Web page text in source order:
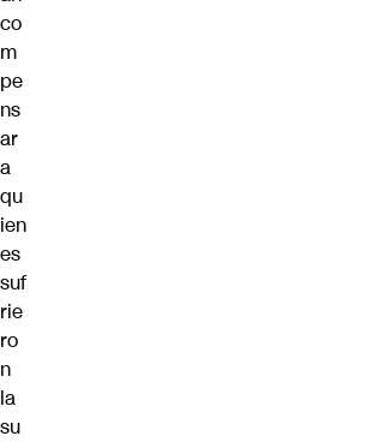
co
m
pe
ns
ar
a
qu
ien
es
suf
rie
ro
n
la
su